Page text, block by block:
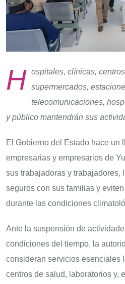
H ospitales, clínicas,
supermercados,
telecomunicaciones,
y público mantendrán sus
El Gobierno del Estado hace un
empresarias y empresarios de
sus trabajadoras y trabajadores,
seguros con sus familias y
durante las condiciones
Ante la suspensión de
condiciones del tiempo, la
consideran servicios esenciales
centros de salud, laboratorios y,